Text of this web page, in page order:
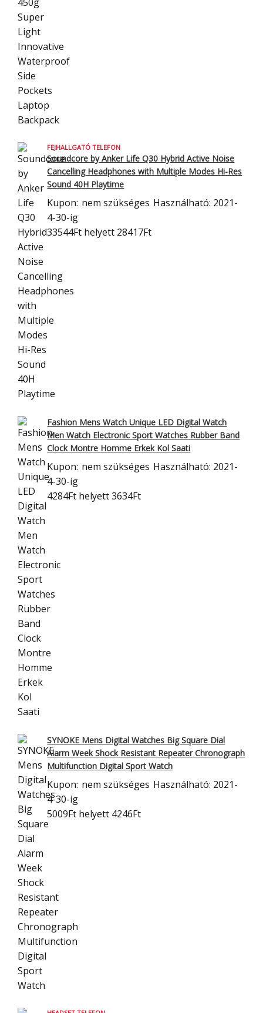
FEJHALLGATÓ TELEFON
Soundcore by Anker Life Q30 Hybrid Active Noise
Cancelling Headphones with Multiple Modes Hi-Res
Sound 40H Playtime
Kupon: nem szükséges Használható: 2021-
4-30-ig
33544Ft helyett 28417Ft
Fashion Mens Watch Unique LED Digital Watch
Men Watch Electronic Sport Watches Rubber Band
Clock Montre Homme Erkek Kol Saati
Kupon: nem szükséges Használható: 2021-
4-30-ig
4284Ft helyett 3634Ft
SYNOKE Mens Digital Watches Big Square Dial
Alarm Week Shock Resistant Repeater Chronograph
Multifunction Digital Sport Watch
Kupon: nem szükséges Használható: 2021-
4-30-ig
5009Ft helyett 4246Ft